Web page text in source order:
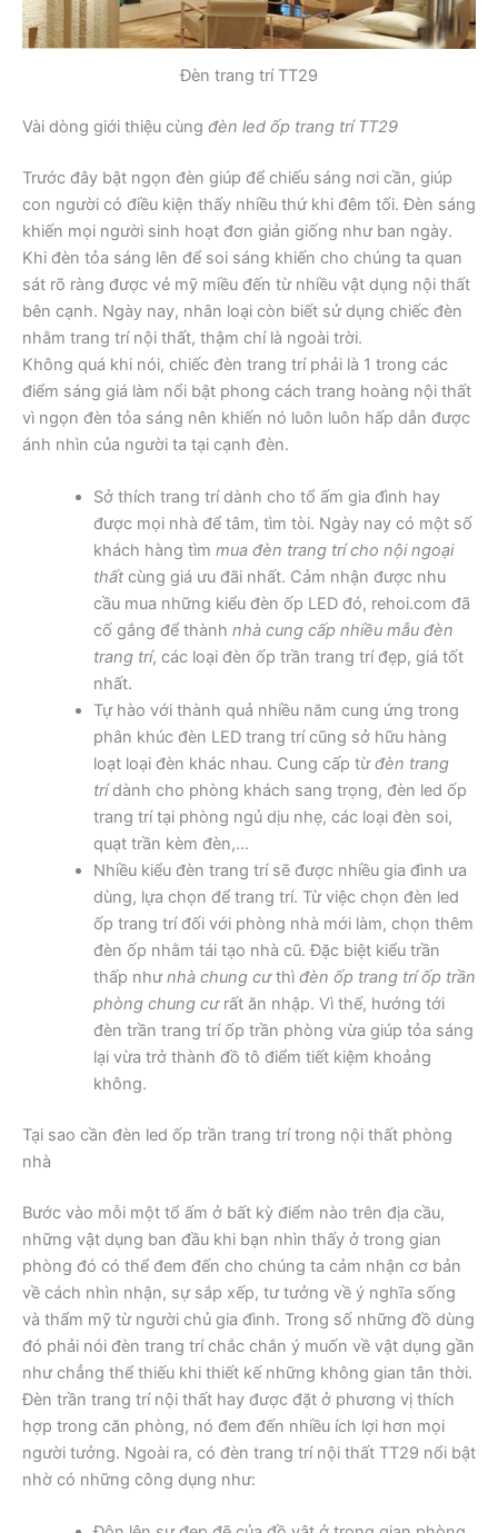
Đèn trang trí TT29
Vài dòng giới thiệu cùng đèn led ốp trang trí TT29
Trước đây bật ngọn đèn giúp để chiếu sáng nơi cần, giúp
con người có điều kiện thấy nhiều thứ khi đêm tối. Đèn sáng
khiến mọi người sinh hoạt đơn giản giống như ban ngày.
Khi đèn tỏa sáng lên để soi sáng khiến cho chúng ta quan
sát rõ ràng được vẻ mỹ miều đến từ nhiều vật dụng nội thất
bên cạnh. Ngày nay, nhân loại còn biết sử dụng chiếc đèn
nhằm trang trí nội thất, thậm chí là ngoài trời.
Không quá khi nói, chiếc đèn trang trí phải là 1 trong các
điểm sáng giá làm nổi bật phong cách trang hoàng nội thất
vì ngọn đèn tỏa sáng nên khiến nó luôn luôn hấp dẫn được
ánh nhìn của người ta tại cạnh đèn.
Sở thích trang trí dành cho tổ ấm gia đình hay
được mọi nhà để tâm, tìm tòi. Ngày nay có một số
khách hàng tìm mua đèn trang trí cho nội ngoại
thấtcùng giá ưu đãi nhất. Cảm nhận được nhu
cầu mua những kiểu đèn ốp LED đó, rehoi.com đã
cố gắng để thành nhà cung cấp nhiều mẫu đèn
trang trí, các loại đèn ốp trần trang trí đẹp, giá tốt
nhất.
Tự hào với thành quả nhiều năm cung ứng trong
phân khúc đèn LED trang trí cũng sở hữu hàng
loạt loại đèn khác nhau. Cung cấp từđèn trang
trídành cho phòng khách sang trọng, đèn led ốp
trang trí tại phòng ngủ dịu nhẹ, các loại đèn soi,
quạt trần kèm đèn,…
Nhiều kiểu đèn trang trí sẽ được nhiều gia đình ưa
dùng, lựa chọn để trang trí. Từ việc chọn đèn led
ốp trang trí đối với phòng nhà mới làm, chọn thêm
đèn ốp nhằm tái tạo nhà cũ. Đặc biệt kiểu trần
thấp nhưnhà chung cưthì đèn ốp trang trí ốp trần
phòng chung cưrất ăn nhập. Vì thế, hướng tới
đèn trần trang trí ốp trần phòng vừa giúp tỏa sáng
lại vừa trở thành đồ tô điểm tiết kiệm khoảng
không.
Tại sao cần đèn led ốp trần trang trí trong nội thất phòng
nhà
Bước vào mỗi một tổ ấm ở bất kỳ điểm nào trên địa cầu,
những vật dụng ban đầu khi bạn nhìn thấy ở trong gian
phòng đó có thể đem đến cho chúng ta cảm nhận cơ bản
về cách nhìn nhận, sự sắp xếp, tư tưởng về ý nghĩa sống
và thẩm mỹ từ người chủ gia đình. Trong số những đồ dùng
đó phải nói đèn trang trí chắc chắn ý muốn về vật dụng gần
như chẳng thể thiếu khi thiết kế những không gian tân thời.
Đèn trần trang trí nội thất hay được đặt ở phương vị thích
hợp trong căn phòng, nó đem đến nhiều ích lợi hơn mọi
người tưởng. Ngoài ra, có đèn trang trí nội thất TT29 nổi bật
nhờ có những công dụng như: